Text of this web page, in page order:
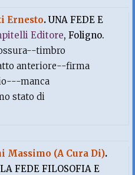
Ernesto.UNA FEDE E
Editore, Foligno.
timbro
anteriore--firma
manca
stato di
Massimo (A Cura Di).
FEDE FILOSOFIA E